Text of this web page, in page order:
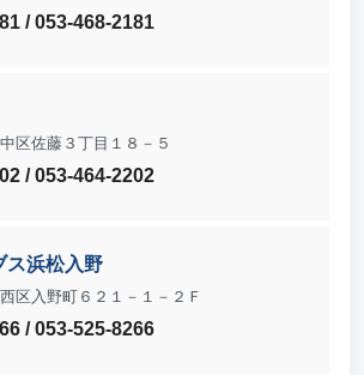
/ 053-468-2181
区佐藤３丁目１８－５
/ 053-464-2202
ス浜松入野
区入野町６２１－１－２Ｆ
/ 053-525-8266